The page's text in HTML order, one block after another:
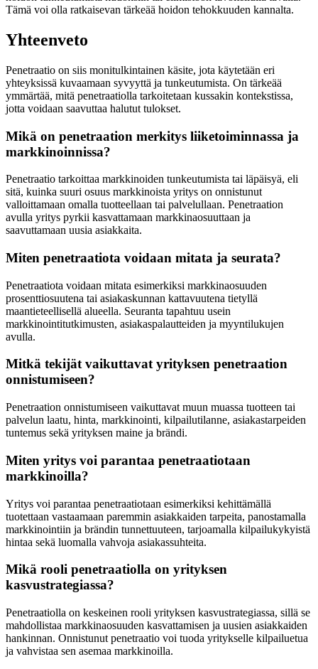
Tämä voi olla ratkaisevan tärkeää hoidon tehokkuuden kannalta.
Yhteenveto
Penetraatio on siis monitulkintainen käsite, jota käytetään eri
yhteyksissä kuvaamaan syvyyttä ja tunkeutumista. On tärkeää
ymmärtää, mitä penetraatiolla tarkoitetaan kussakin kontekstissa,
jotta voidaan saavuttaa halutut tulokset.
Mikä on penetraation merkitys liiketoiminnassa ja
markkinoinnissa?
Penetraatio tarkoittaa markkinoiden tunkeutumista tai läpäisyä, eli
sitä, kuinka suuri osuus markkinoista yritys on onnistunut
valloittamaan omalla tuotteellaan tai palvelullaan. Penetraation
avulla yritys pyrkii kasvattamaan markkinaosuuttaan ja
saavuttamaan uusia asiakkaita.
Miten penetraatiota voidaan mitata ja seurata?
Penetraatiota voidaan mitata esimerkiksi markkinaosuuden
prosenttiosuutena tai asiakaskunnan kattavuutena tietyllä
maantieteellisellä alueella. Seuranta tapahtuu usein
markkinointitutkimusten, asiakaspalautteiden ja myyntilukujen
avulla.
Mitkä tekijät vaikuttavat yrityksen penetraation
onnistumiseen?
Penetraation onnistumiseen vaikuttavat muun muassa tuotteen tai
palvelun laatu, hinta, markkinointi, kilpailutilanne, asiakastarpeiden
tuntemus sekä yrityksen maine ja brändi.
Miten yritys voi parantaa penetraatiotaan
markkinoilla?
Yritys voi parantaa penetraatiotaan esimerkiksi kehittämällä
tuotettaan vastaamaan paremmin asiakkaiden tarpeita, panostamalla
markkinointiin ja brändin tunnettuuteen, tarjoamalla kilpailukykyistä
hintaa sekä luomalla vahvoja asiakassuhteita.
Mikä rooli penetraatiolla on yrityksen
kasvustrategiassa?
Penetraatiolla on keskeinen rooli yrityksen kasvustrategiassa, sillä se
mahdollistaa markkinaosuuden kasvattamisen ja uusien asiakkaiden
hankinnan. Onnistunut penetraatio voi tuoda yritykselle kilpailuetua
ja vahvistaa sen asemaa markkinoilla.